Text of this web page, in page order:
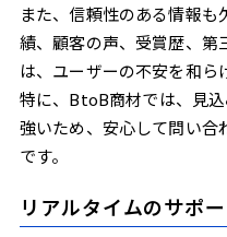
また、信頼性のある情報
績、顧客の声、受賞歴、第
は、ユーザーの不安を和ら
特に、BtoB商材では、見
強いため、安心して問い合
です。
リアルタイムのサポ